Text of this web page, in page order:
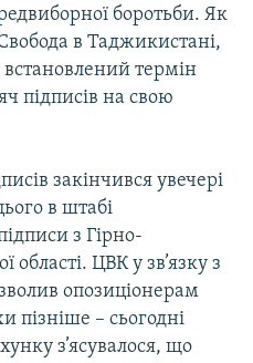
боротьби. Як
в Таджикистані,
термін
підписів на свою
закінчився увечері
в штабі
з Гірно-
ЦВК у зв’язку з
опозиціонерам
пізніше – сьогодні
з’ясувалося, що